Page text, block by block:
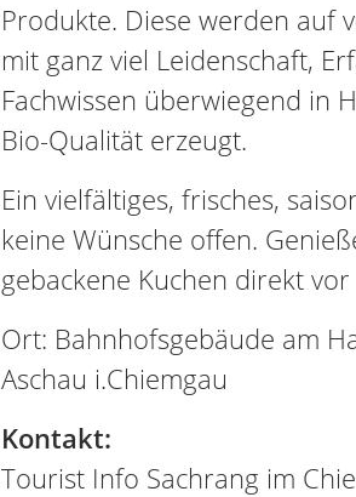
Produkte. Diese werden auf
mit ganz viel Leidenschaft,
Fachwissen überwiegend in
Bio-Qualität erzeugt.
Ein vielfältiges, frisches,
keine Wünsche offen.
gebackene Kuchen direkt
Ort: Bahnhofsgebäude am
Aschau i.Chiemgau
Kontakt:
Tourist Info Sachrang im